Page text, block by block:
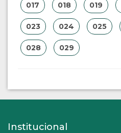
017 018 019
023 024 025
028 029
Institucional